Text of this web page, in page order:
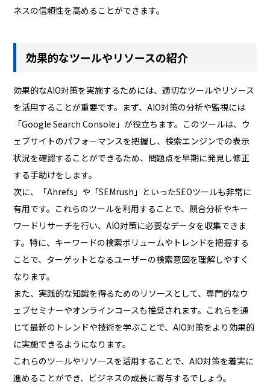
ネスの信頼性を高めることができます。
効果的なツールやリソースの紹介
効果的なAIO対策を実施するためには、適切なツールやリソース
を活用することが重要です。まず、AIO対策の分析や監視には
「Google Search Console」が役立ちます。このツールは、ウ
ェブサイトのパフォーマンスを把握し、検索エンジンでの表示
状況を確認することができるため、問題点を早期に発見し修正
する手助けをします。
次に、「Ahrefs」や「SEMrush」といったSEOツールも非常に
有用です。これらのツールを利用することで、競合分析やキー
ワードリサーチを行い、AIO対策に必要なデータを収集できま
す。特に、キーワードの検索ボリュームやトレンドを把握する
ことで、ターゲットとなるユーザーの検索意図を理解しやすく
なります。
また、実践的な知識を得るためのリソースとして、専門的なウ
ェブセミナーやオンラインコースも推奨されます。これらを通
じて最新のトレンドや技術を学ぶことで、AIO対策をより効果的
に実施できるようになります。
これらのツールやリソースを活用することで、AIO対策を着実に
進めることができ、ビジネスの成長に寄与するでしょう。